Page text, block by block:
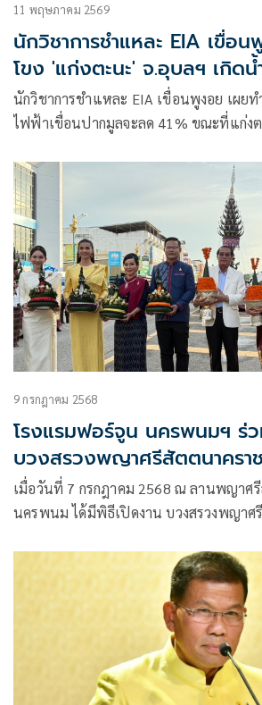
11 พฤษภาคม 2569
นักวิชาการชำแหละ EIA เขื่อ
โขง 'แก่งตะนะ' จ.อุบลฯ เกิดน้
แล้ง
นักวิชาการชำแหละ EIA เขื่อนพูงอย เผยท
ไฟฟ้าเขื่อนปากมูลจะลด 41% ขณะที่แก่ง
สาธารณะวิพากษ์ผลกระทบ
9 กรกฎาคม 2568
โรงแรมฟอร์จูน นครพนมฯ ร่
บวงสรวงพญาศรีสัตตนาครา
2568” อย่างยิ่งใหญ่
เมื่อวันที่ 7 กรกฎาคม 2568 ณ ลานพญาศ
นครพนม ได้มีพิธีเปิดงาน บวงสรวงพญาศ